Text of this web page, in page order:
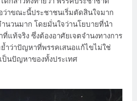
ว่าขณะนี้ประชาชนเริ่มตัดสินใจมาก
ำนวนมาก โดยมั่นใจว่านโยบายที่นำ
แท้จริง ซึ่งต้องอาศัยเจตจำนงทางการ
ย้ำว่าปัญหาที่พรรคเสนอแก้ไขไม่ใช่
ป็นปัญหาของทั้งประเทศ